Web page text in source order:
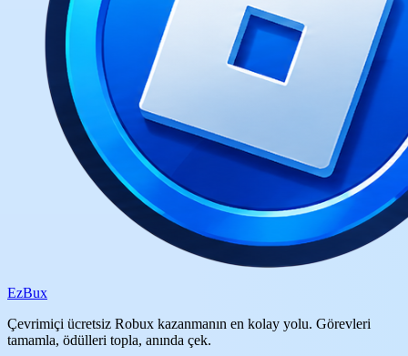
EzBux
Çevrimiçi ücretsiz Robux kazanmanın en kolay yolu. Görevleri
tamamla, ödülleri topla, anında çek.